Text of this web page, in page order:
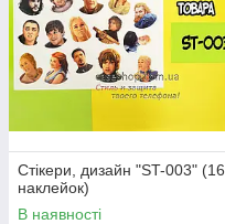
Стікери, дизайн "ST-003" (16
наклейок)
В наявності